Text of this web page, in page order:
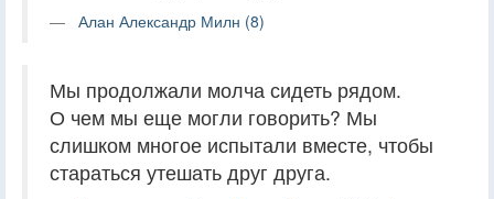
Алан Александр Милн (8)
Мы продолжали молча сидеть рядом.
О чем мы еще могли говорить? Мы
слишком многое испытали вместе, чтобы
стараться утешать друг друга.